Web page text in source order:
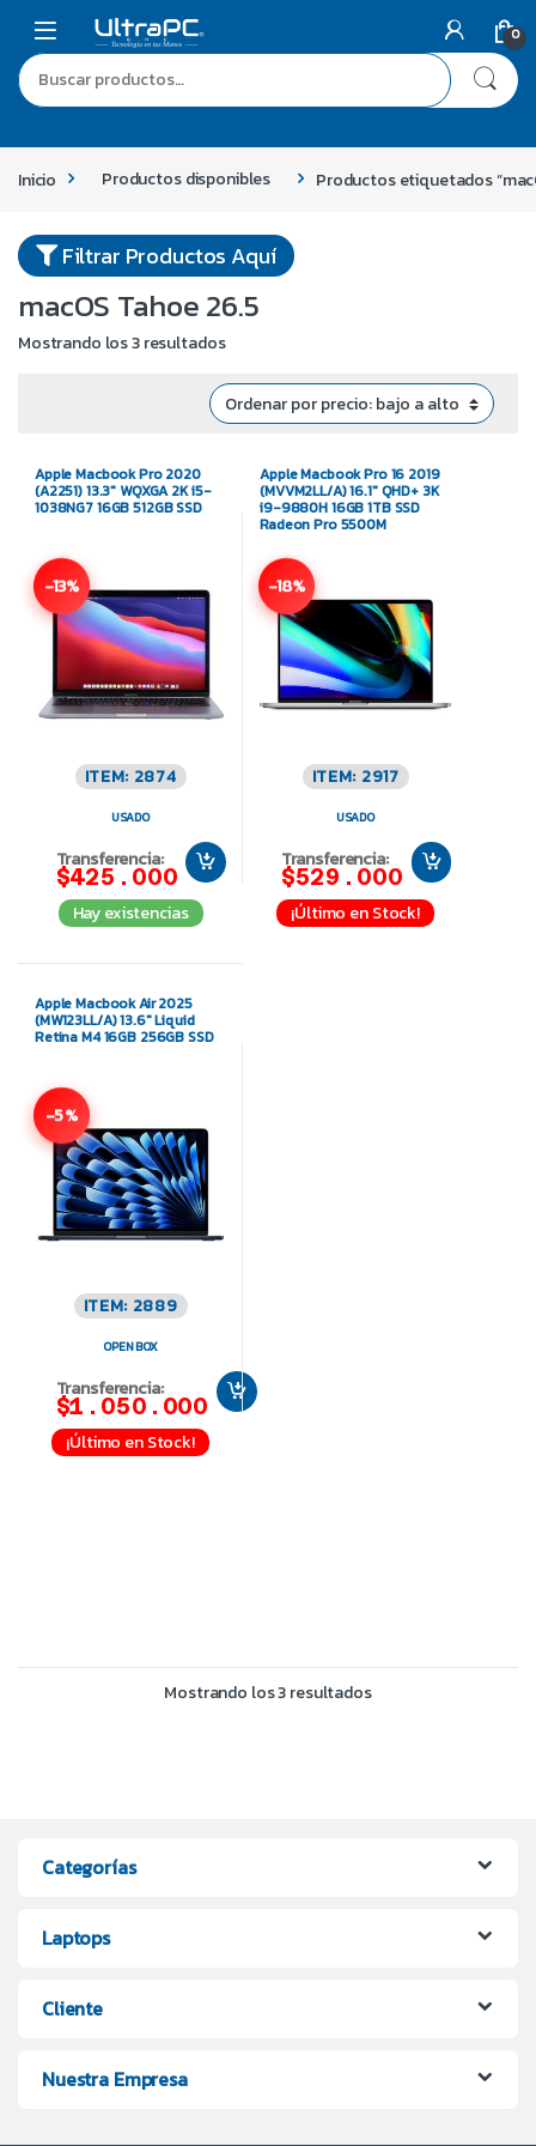
0
Inicio Productos disponibles Productos etiquetados
Filtrar Productos Aquí
macOS Tahoe 26.5
Mostrando los 3 resultados
Apple Macbook Pro 2020
(A2251) 13.3″ WQXGA 2K i5-
1038NG7 16GB 512GB SSD
-13%
ITEM: 2874
USADO
Transferencia:
$425.000
Hay existencias
Apple Macbook Pro 16 2019
(MVVM2LL/A) 16.1″ QHD+ 3K
i9-9880H 16GB 1TB SSD
Radeon Pro 5500M
-18%
ITEM: 2917
USADO
Transferencia:
$529.000
¡Último en Stock!
Apple Macbook Air 2025
(MW123LL/A) 13.6″ Liquid
Retina M4 16GB 256GB SSD
-5%
ITEM: 2889
OPEN BOX
Transferencia:
$1.050.000
¡Último en Stock!
Mostrando los 3 resultados
Categorías
Laptops
Cliente
Nuestra Empresa